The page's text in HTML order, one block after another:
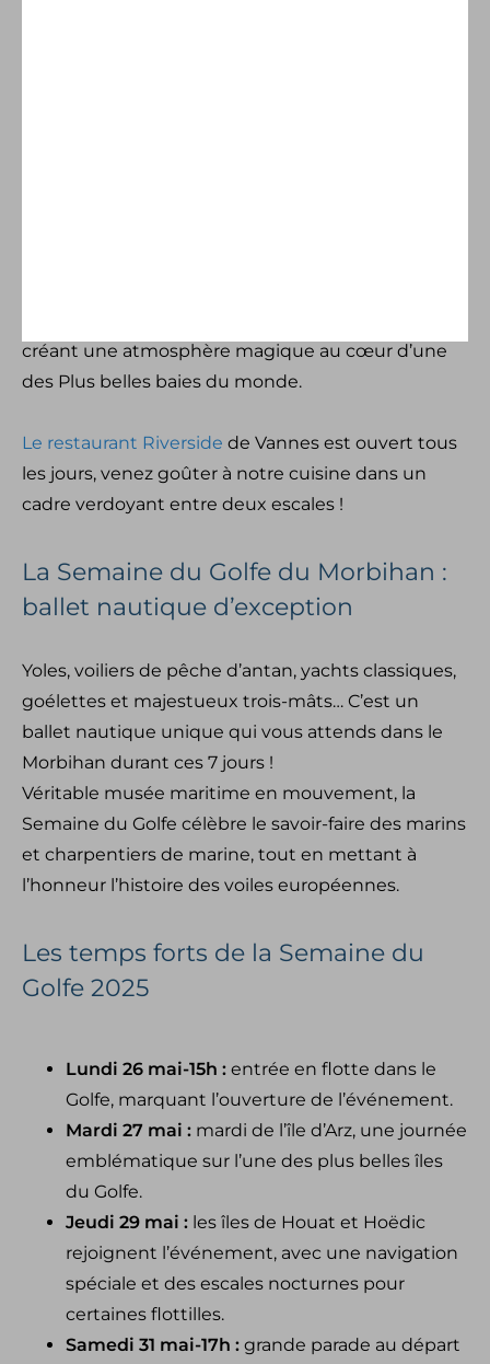
créant une atmosphère magique au cœur d’une
des Plus belles baies du monde.
Le restaurant Riverside de Vannes est ouvert tous
les jours, venez goûter à notre cuisine dans un
cadre verdoyant entre deux escales !
La Semaine du Golfe du Morbihan :
ballet nautique d’exception
Yoles, voiliers de pêche d’antan, yachts classiques,
goélettes et majestueux trois-mâts… C’est un
ballet nautique unique qui vous attends dans le
Morbihan durant ces 7 jours !
Véritable musée maritime en mouvement, la
Semaine du Golfe célèbre le savoir-faire des marins
et charpentiers de marine, tout en mettant à
l’honneur l’histoire des voiles européennes.
Les temps forts de la Semaine du
Golfe 2025
Lundi 26 mai-15h : entrée en flotte dans le
Golfe, marquant l’ouverture de l’événement.
Mardi 27 mai : mardi de l’île d’Arz, une journée
emblématique sur l’une des plus belles îles
du Golfe.
Jeudi 29 mai : les îles de Houat et Hoëdic
rejoignent l’événement, avec une navigation
spéciale et des escales nocturnes pour
certaines flottilles.
Samedi 31 mai-17h : grande parade au départ